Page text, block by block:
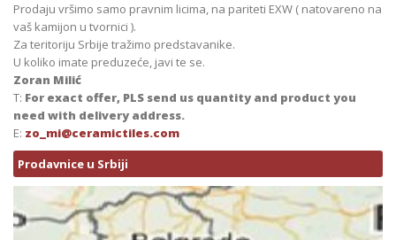
Prodaju vršimo samo pravnim licima, na pariteti EXW ( natovareno na
vaš kamijon u tvornici ).
Za teritoriju Srbije tražimo predstavanike.
U koliko imate preduzeće, javi te se.
Zoran Milić
T: For exact offer, PLS send us quantity and product you
need with delivery address.
E: zo_mi@ceramictiles.com
Prodavnice u Srbiji